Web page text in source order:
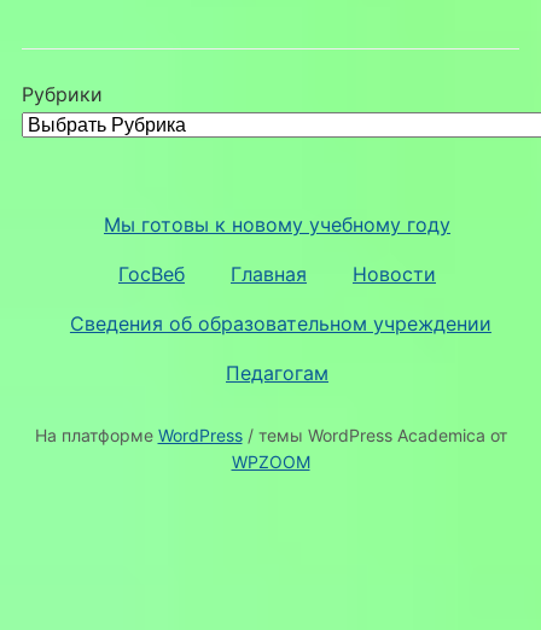
Рубрики
Мы готовы к новому учебному году
ГосВеб Главная Новости
Сведения об образовательном учреждении
Педагогам
На платформе WordPress/ темы WordPress Academica от
WPZOOM